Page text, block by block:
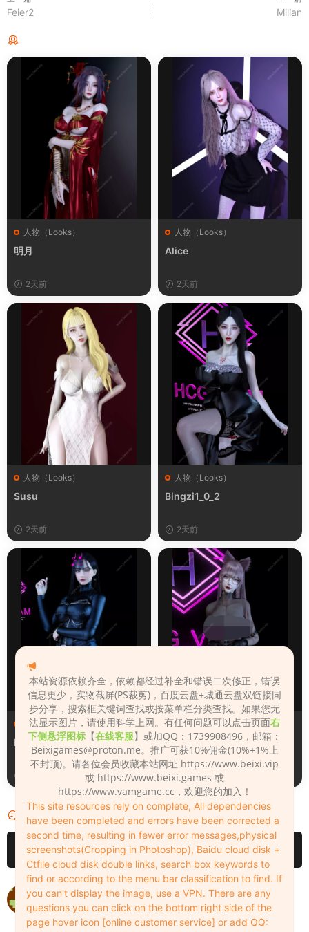
Feier2 Milian
人物（Looks）
明月
2天前
人物（Looks）
Alice
2天前
人物（Looks）
Susu
2天前
人物（Looks）
Bingzi1_0_2
2天前
人物（Looks）
Monica_2_2_2
人物（Looks）
Lizhen2025
2天前
评论 1
请先登录
这个怎么玩的呢
67783707 2023-03-04 0
本站资源依赖齐全，依赖都经过补全和错误二次修正，错误
信息更少，实物截屏(PS裁剪)，百度云盘+城通云盘双链接同
步分享，搜索框关键词查找或按菜单栏分类查找。如果您无
法显示图片，请使用科学上网。有任何问题可以点击页面右
下侧悬浮图标 【在线客服】或加QQ：1739908496，邮箱：
Beixigames@proton.me。推广可获10%佣金(10%+1%上
不封顶)。请各位会员收藏本站网址 https://www.beixi.vip
或 https://www.beixi.games 或
https://www.vamgame.cc，欢迎您的加入！
This site resources rely on complete, All dependencies
have been completed and errors have been corrected a
second time, resulting in fewer error messages,physical
screenshots(Cropping in Photoshop), Baidu cloud disk +
Ctfile cloud disk double links, search box keywords to
find or according to the menu bar classification to find. If
you can't display the image, use a VPN. There are any
questions you can click on the bottom right side of the
page hover icon [online customer service] or add QQ: